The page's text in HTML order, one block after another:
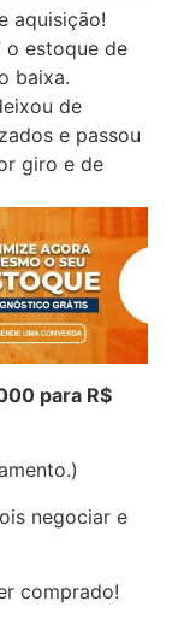
aquisição!
o estoque de
baixa.
de
e passou
giro e de
para R$
negociar e
comprado!